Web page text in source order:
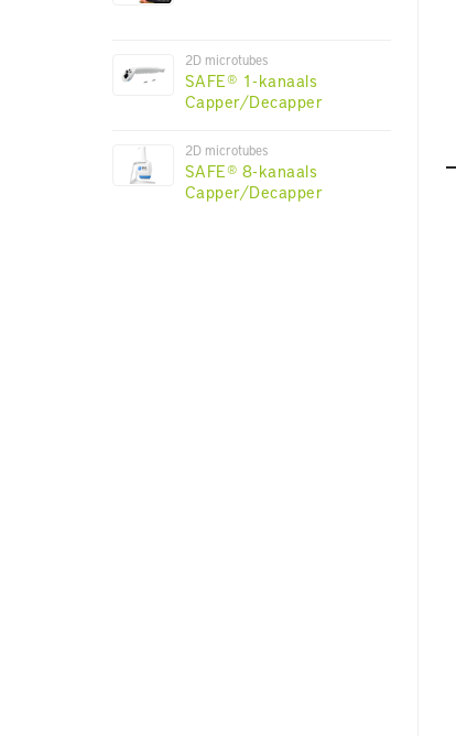
2D microtubes
SAFE® 1-kanaals
Capper/Decapper
2D microtubes
SAFE® 8-kanaals
Capper/Decapper